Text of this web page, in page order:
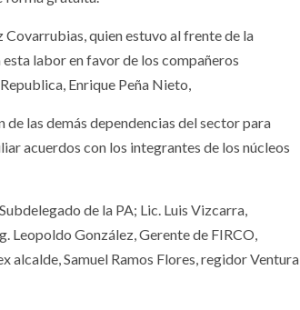
quien estuvo al frente de la
labor en favor de los compañeros
Enrique Peña Nieto,
las demás dependencias del sector para
acuerdos con los integrantes de los núcleos
de la PA; Lic. Luis Vizcarra,
Leopoldo González, Gerente de FIRCO,
alcalde, Samuel Ramos Flores, regidor Ventura